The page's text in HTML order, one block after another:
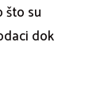
su
dok